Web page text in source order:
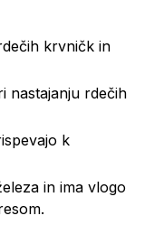
krvničk in
nastajanju rdečih
k
in ima vlogo